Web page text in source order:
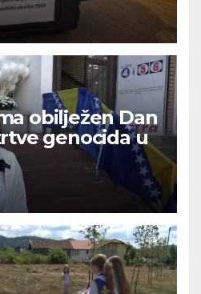
obilježen Dan
genocida u